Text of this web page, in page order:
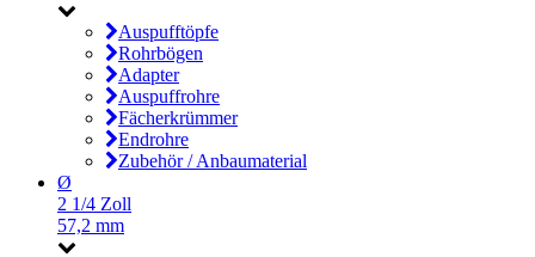
Auspufftöpfe
Rohrbögen
Adapter
Auspuffrohre
Fächerkrümmer
Endrohre
Zubehör / Anbaumaterial
Ø
2 1/4 Zoll
57,2 mm